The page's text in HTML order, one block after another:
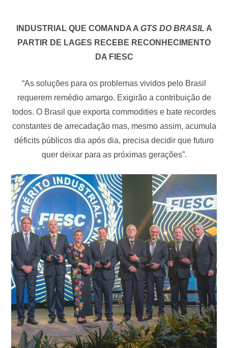
INDUSTRIAL QUE COMANDA A GTS DO BRASIL A
PARTIR DE LAGES RECEBE RECONHECIMENTO
DA FIESC
“As soluções para os problemas vividos pelo Brasil
requerem remédio amargo. Exigirão a contribuição de
todos. O Brasil que exporta commodities e bate recordes
constantes de arrecadação mas, mesmo assim, acumula
déficits públicos dia após dia, precisa decidir que futuro
quer deixar para as próximas gerações”.